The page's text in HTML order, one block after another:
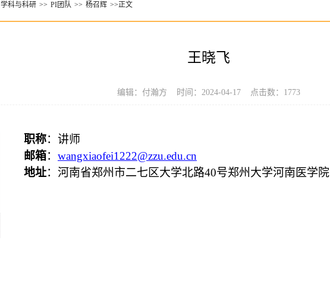
学科与科研 >> PI团队 >> 杨召辉 >>正文
王晓飞
编辑：付瀚方 时间：2024-04-17 点击数： 1773
职称：讲师
邮箱： wangxiaofei1222@zzu.edu.cn
地址：河南省郑州市二七区大学北路40号郑州大学河南医学院